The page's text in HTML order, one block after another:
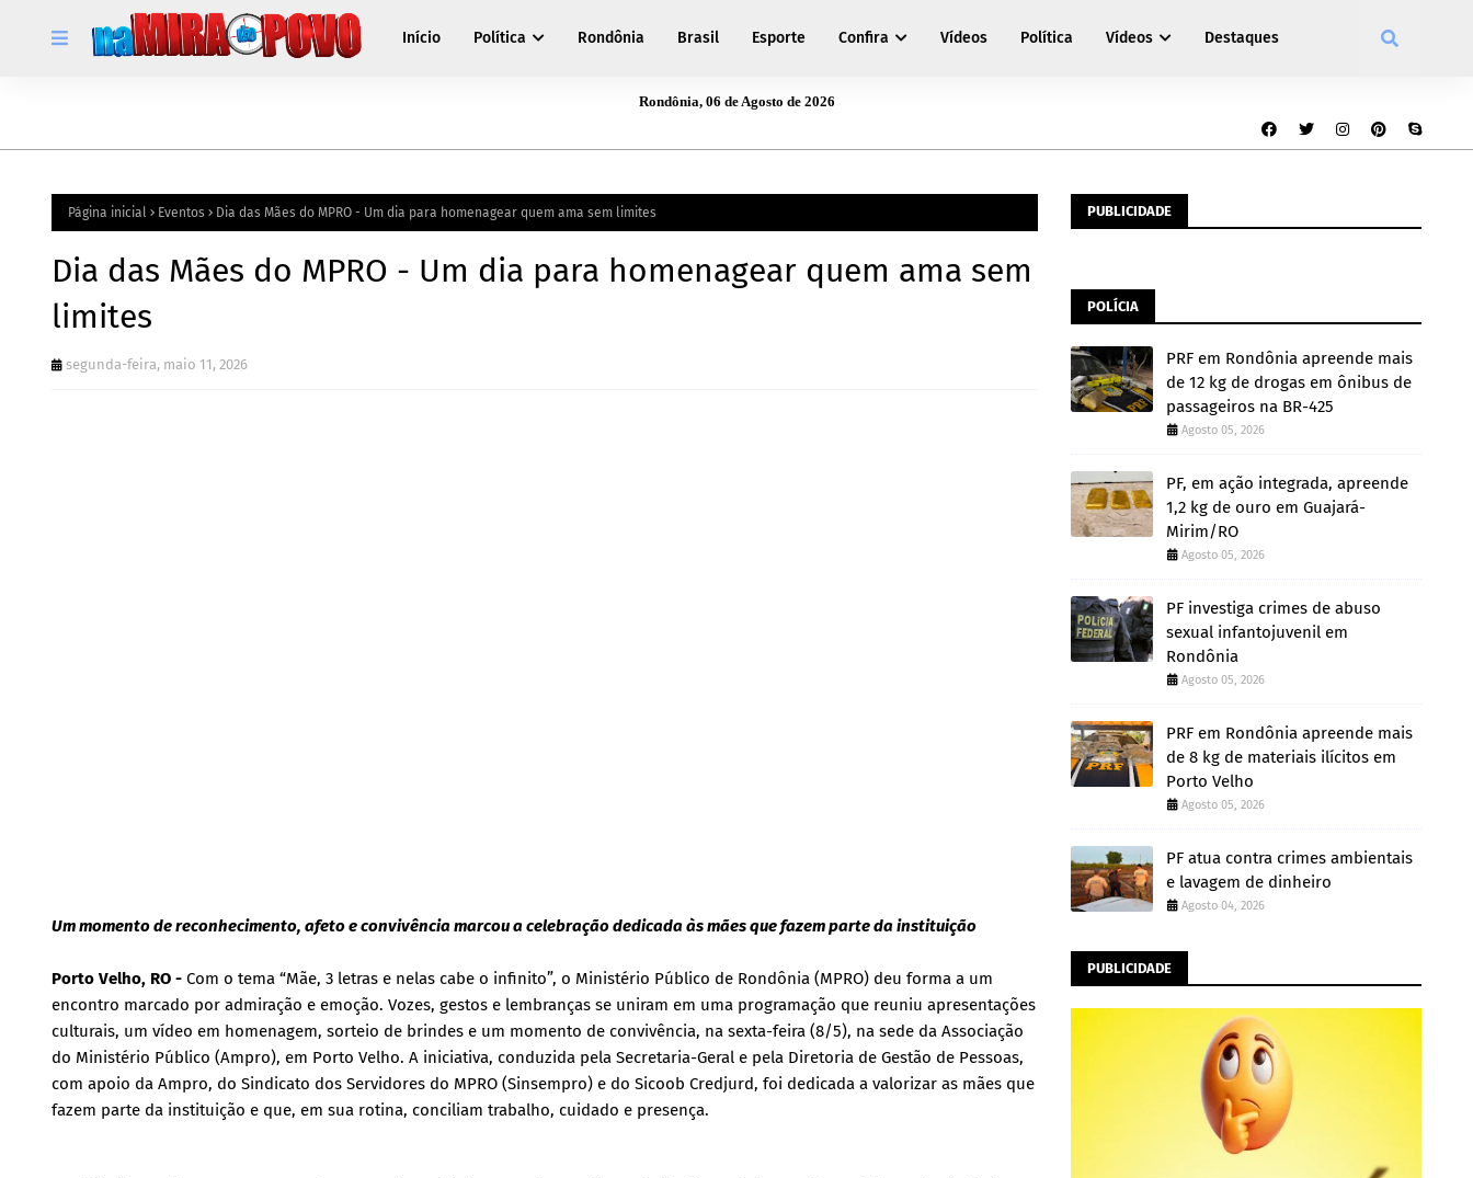
Início Política Rondônia Brasil Esporte Confira Vídeos Política Vídeos Destaques
Rondônia, 06 de Agosto de 2026
Página inicial Eventos Dia das Mães do MPRO - Um dia para homenagear quem ama sem limites
Dia das Mães do MPRO - Um dia para homenagear quem ama sem
limites
segunda-feira, maio 11, 2026
Um momento de reconhecimento, afeto e convivência marcou a celebração dedicada às mães que fazem parte da instituição
Porto Velho, RO - Com o tema “Mãe, 3 letras e nelas cabe o infinito”, o Ministério Público de Rondônia (MPRO) deu forma a um
encontro marcado por admiração e emoção. Vozes, gestos e lembranças se uniram em uma programação que reuniu apresentações
culturais, um vídeo em homenagem, sorteio de brindes e um momento de convivência, na sexta-feira (8/5), na sede da Associação
do Ministério Público (Ampro), em Porto Velho. A iniciativa, conduzida pela Secretaria-Geral e pela Diretoria de Gestão de Pessoas,
com apoio da Ampro, do Sindicato dos Servidores do MPRO (Sinsempro) e do Sicoob Credjurd, foi dedicada a valorizar as mães que
fazem parte da instituição e que, em sua rotina, conciliam trabalho, cuidado e presença.
PUBLICIDADE
POLÍCIA
PRF em Rondônia apreende mais
de 12 kg de drogas em ônibus de
passageiros na BR-425
Agosto 05, 2026
PF, em ação integrada, apreende
1,2 kg de ouro em Guajará-
Mirim/RO
Agosto 05, 2026
PF investiga crimes de abuso
sexual infantojuvenil em
Rondônia
Agosto 05, 2026
PRF em Rondônia apreende mais
de 8 kg de materiais ilícitos em
Porto Velho
Agosto 05, 2026
PF atua contra crimes ambientais
e lavagem de dinheiro
Agosto 04, 2026
PUBLICIDADE